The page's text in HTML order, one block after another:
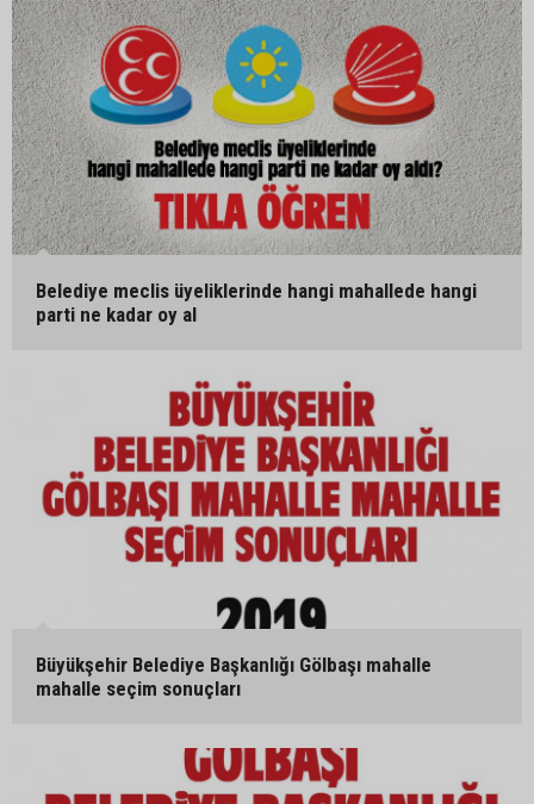
Belediye meclis üyeliklerinde hangi mahallede hangi
parti ne kadar oy al
Büyükşehir Belediye Başkanlığı Gölbaşı mahalle
mahalle seçim sonuçları